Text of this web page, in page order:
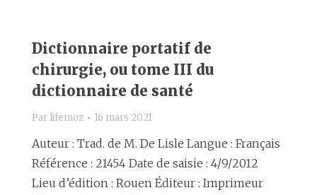
Dictionnaire portatif de
chirurgie, ou tome III du
dictionnaire de santé
Par lifemoz 16 mars 2021
Auteur : Trad. de M. De Lisle Langue : Français
Référence : 21454 Date de saisie : 4/9/2012
Lieu d’édition : Rouen Éditeur : Imprimeur